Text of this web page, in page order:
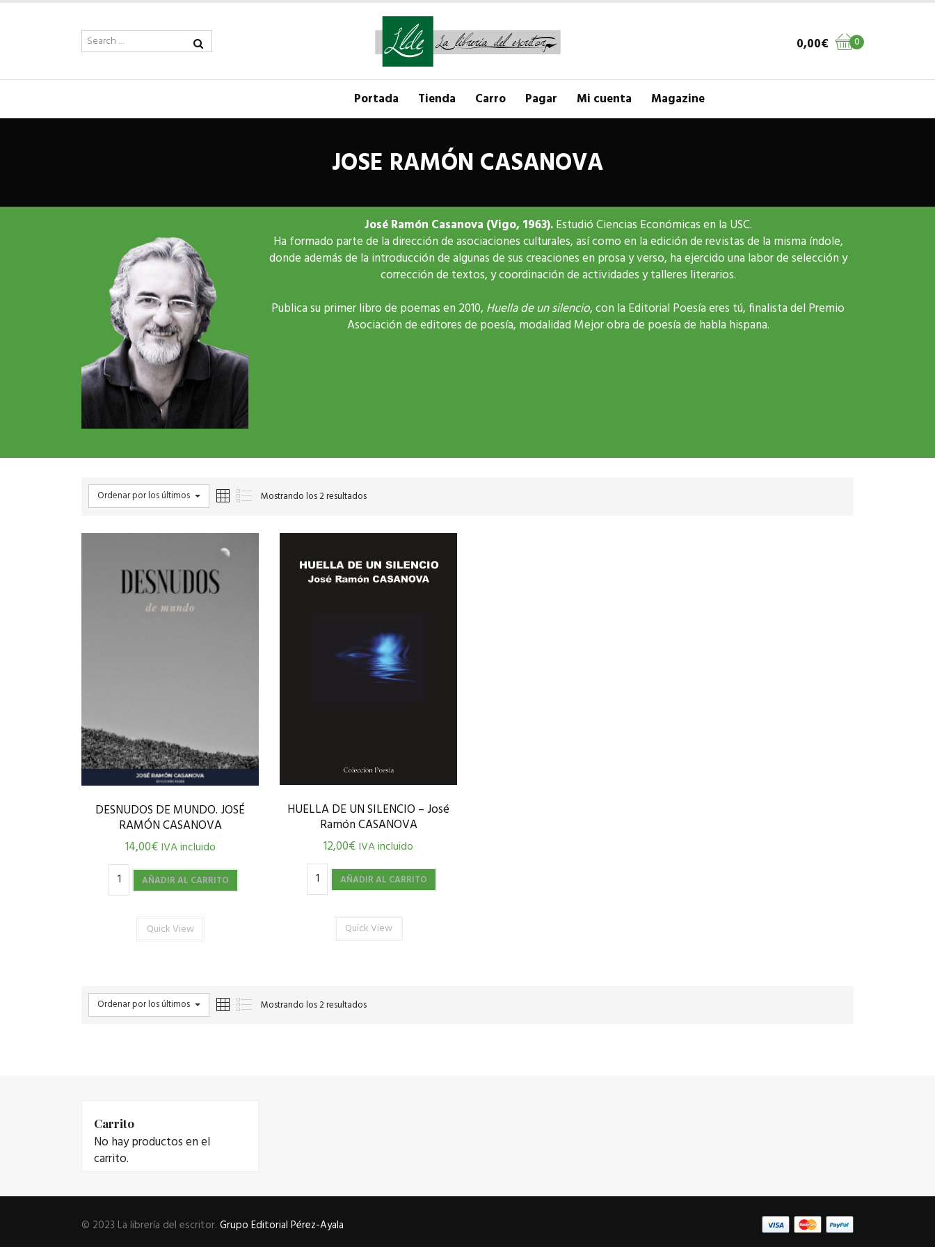
0
0,00€
Portada Tienda Carro Pagar Mi cuenta Magazine
JOSE RAMÓN CASANOVA
José Ramón Casanova (Vigo, 1963).Estudió Ciencias Económicas en la USC.
Ha formado parte de la dirección de asociaciones culturales, así como en la edición de revistas de la misma índole,
donde además de la introducción de algunas de sus creaciones en prosa y verso, ha ejercido una labor de selección y
corrección de textos, y coordinación de actividades y talleres literarios.
Publica su primer libro de poemas en 2010, Huella de un silencio, con la Editorial Poesía eres tú, finalista del Premio
Asociación de editores de poesía, modalidad Mejor obra de poesía de habla hispana.
Ordenar por los últimos Mostrando los 2 resultados
DESNUDOS DE MUNDO. JOSÉ
RAMÓN CASANOVA
14,00€ IVA incluido
AÑADIR AL CARRITO
Quick View
HUELLA DE UN SILENCIO – José
Ramón CASANOVA
12,00€IVA incluido
AÑADIR AL CARRITO
Quick View
Ordenar por los últimos Mostrando los 2 resultados
Carrito
No hay productos en el
carrito.
© 2023 La librería del escritor. Grupo Editorial Pérez-Ayala